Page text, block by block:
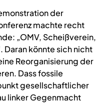
der
machte recht
„OMV, Scheißverein,
Daran könnte sich nicht
Reorganisierung der
Dass fossile
gesellschaftlicher
linker Gegenmacht